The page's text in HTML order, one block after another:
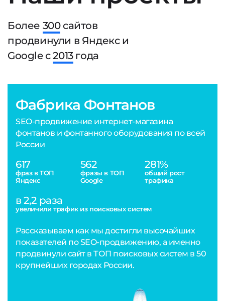
Более 300сайтов
продвинули в Яндекс и
Google с2013года
Фабрика Фонтанов
SEO-продвижение интернет-магазина
фонтанов и фонтанного оборудования по всей
России
617
фраз в ТОП
Яндекс
562
фразы в ТОП
Google
281%
общий рост
трафика
в 2,2 раза
увеличили трафик из поисковых систем
Рассказываем как мы достигли высочайших
показателей по SEO-продвижению, а именно
продвинули сайт в ТОП поисковых систем в 50
крупнейших городах России.